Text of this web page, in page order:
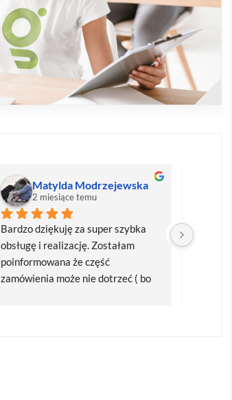
Matylda Modrzejewska
2 miesiące temu
Bardzo dziękuję za super szybka
obsługę i realizację. Zostałam
poinformowana że część
zamówienia może nie dotrzeć ( bo
Bardzo